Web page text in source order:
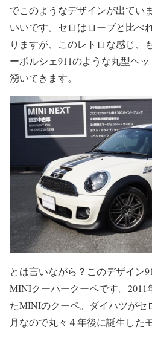
でこのようなデザインが出てい
いいです。セロはローブと比べ
りますが、このレトロな感じ、
ーポルシェ911のような丸型ヘ
湧いてきます。
とは言いながら？このデザイン
MINIクーパークーペです。2011
たMINIのクーペ。ダイハツがセ
月なので丸々４年後に誕生した